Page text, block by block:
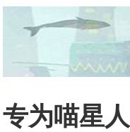
专为喵星